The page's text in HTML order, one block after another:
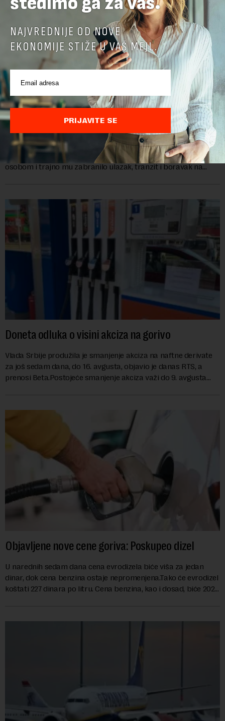
Direktoru Telekoma Srbija zabranjen ulaz na
Kosovo: Vladimira Lučića Priština proglasila
personom non grata
Ministarstvo unutrašnjih poslova Kosova proglasilo je
direktora Telekoma Srbije Vladimira Lučića nepoželjnom
osobom i trajno mu zabranilo ulazak, tranzit i boravak na
Doneta odluka o visini akciza na gorivo
Vlada Srbije produžila je smanjenje akciza na naftne derivate
za još sedam dana, do 16. avgusta, objavio je danas RTS, a
prenosi Beta.Postojeće smanjenje akciza važi do 9. avgusta
Objavljene nove cene goriva: Poskupeo dizel
U narednih sedam dana cena evrodizela biće viša za jedan
dinar, dok cena benzina ostaje nepromenjena.Tako će evrodizel
koštati 227 dinara po litru. Cena benzina, kao i dosad, biće 202
NAJVREDNIJE OD NOVE
EKONOMIJE STIŽE U VAŠ MEJL.
PRIJAVITE SE